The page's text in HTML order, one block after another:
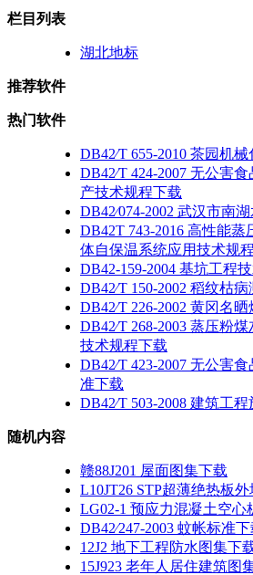
栏目列表
湖北地标
推荐软件
热门软件
DB42∕T 655-2010 茶园机
DB42∕T 424-2007 无公害
产技术规程下载
DB42∕074-2002 武汉市南
DB42T 743-2016 高性能
体自保温系统应用技术规
DB42-159-2004 基坑工程
DB42∕T 150-2002 稻纹枯
DB42∕T 226-2002 黄冈名
DB42∕T 268-2003 蒸压粉
技术规程下载
DB42∕T 423-2007 无公害
准下载
DB42∕T 503-2008 建筑工
随机内容
赣88J201 屋面图集下载
L10JT26 STP超薄绝热板
LG02-1 预应力混凝土空心
DB42∕247-2003 蚊帐标准下
12J2 地下工程防水图集下
15J923 老年人居住建筑图